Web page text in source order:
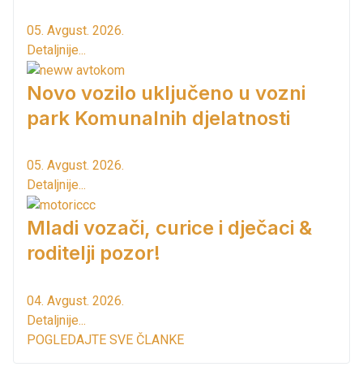
05. Avgust. 2026.
Detaljnije...
Novo vozilo uključeno u vozni
park Komunalnih djelatnosti
05. Avgust. 2026.
Detaljnije...
Mladi vozači, curice i dječaci &
roditelji pozor!
04. Avgust. 2026.
Detaljnije...
POGLEDAJTE SVE ČLANKE